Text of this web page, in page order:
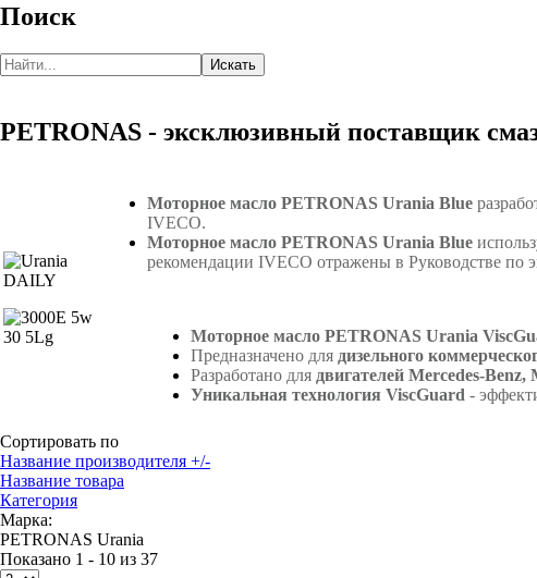
Поиск
PETRONAS - эксклюзивный поставщик
Моторное масло PETRONAS Urania Blue
IVECO.
Моторное масло PETRONAS Urania Blue
рекомендации IVECO отражены в Руководстве по
Моторное масло PETRONAS Urania
Предназначено для дизельного
Разработано для двигателей Mercedes-
Уникальная технология ViscGuard -
Сортировать по
Название производителя +/-
Название товара
Категория
Марка:
PETRONAS Urania
Показано 1 - 10 из 37